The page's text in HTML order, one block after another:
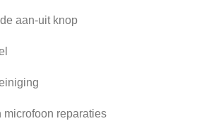
aan-uit knop
microfoon reparaties